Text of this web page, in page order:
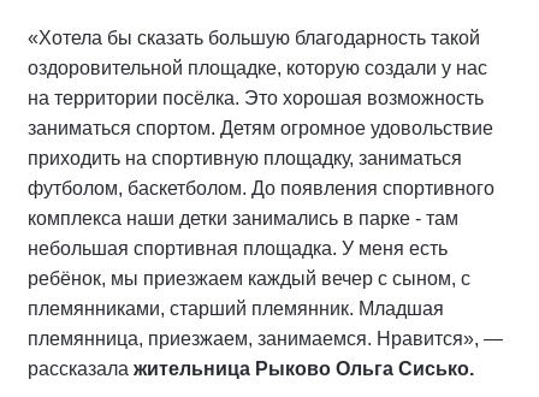
«Хотела бы сказать большую благодарность такой
оздоровительной площадке, которую создали у нас
на территории посёлка. Это хорошая возможность
заниматься спортом. Детям огромное удовольствие
приходить на спортивную площадку, заниматься
футболом, баскетболом. До появления спортивного
комплекса наши детки занимались в парке - там
небольшая спортивная площадка. У меня есть
ребёнок, мы приезжаем каждый вечер с сыном, с
племянниками, старший племянник. Младшая
племянница, приезжаем, занимаемся. Нравится», —
рассказала жительница Рыково Ольга Сисько.